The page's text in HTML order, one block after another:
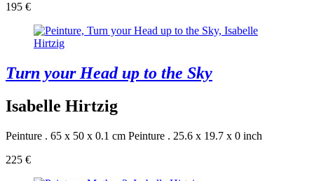
195 €
Turn your Head up to the Sky
Isabelle Hirtzig
Peinture . 65 x 50 x 0.1 cm Peinture . 25.6 x 19.7 x 0 inch
225 €